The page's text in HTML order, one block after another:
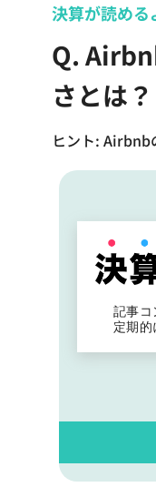
Q.
さとは
ヒント:
決算が読める
記事
定期